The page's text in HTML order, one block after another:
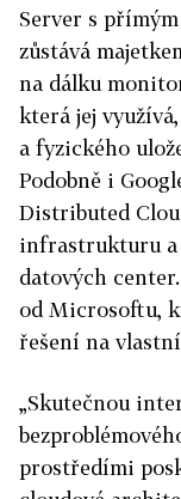
Server s
zůstává
na dálku
která jej
a fyzického
Podobně i
Distributed
infrastrukturu a
datových
od Microsoftu,
řešení na
„Skutečnou
prostředími